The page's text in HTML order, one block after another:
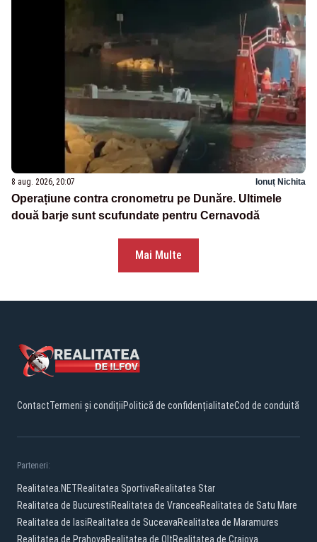
8 aug. 2026, 20:07 Ionuț Nichita
Operațiune contra cronometru pe Dunăre. Ultimele
două barje sunt scufundate pentru Cernavodă
Mai Multe
ContactTermeni și condițiiPolitică de confidențialitateCod de conduită
Parteneri:
Realitatea.NETRealitatea SportivaRealitatea Star
Realitatea de BucurestiRealitatea de VranceaRealitatea de Satu Mare
Realitatea de IasiRealitatea de SuceavaRealitatea de Maramures
Realitatea de PrahovaRealitatea de OltRealitatea de Craiova